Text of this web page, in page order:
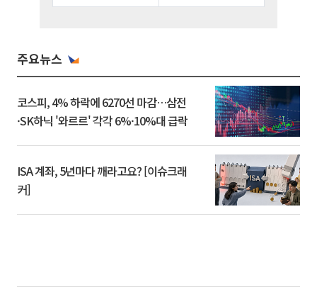
주요뉴스
코스피, 4% 하락에 6270선 마감…삼전
·SK하닉 '와르르' 각각 6%·10%대 급락
ISA 계좌, 5년마다 깨라고요? [이슈크래
커]